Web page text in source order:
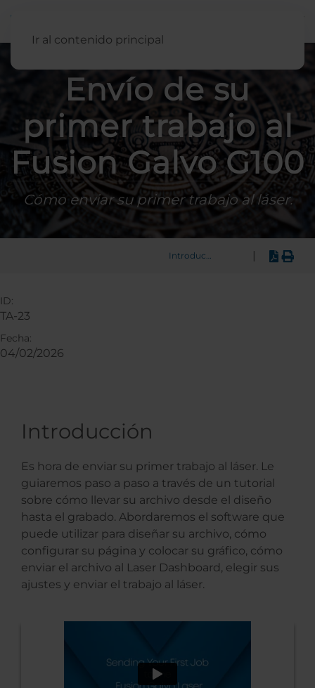
Ir al contenido principal
Envío de su
primer trabajo al
Fusion Galvo G100
Cómo enviar su primer trabajo al láser.
Introducción
Introducción
Es hora de enviar su primer trabajo al láser. Le
guiaremos paso a paso a través de un tutorial
sobre cómo llevar su archivo desde el diseño
hasta el grabado. Abordaremos el software que
puede utilizar para diseñar su archivo, cómo
configurar su página y colocar su gráfico, cómo
enviar el archivo al Laser Dashboard, elegir sus
ajustes y enviar el trabajo al láser.
ID:
TA-23
Fecha:
04/02/2026